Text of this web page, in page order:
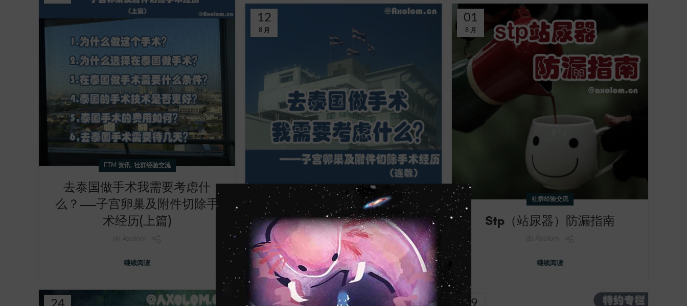
FTM 资讯, 社群经验交流
去泰国做手术我需要考虑什
么？——子宫卵巢及附件切除手
术经历(上篇)
继续阅读
12
8 月
FTM 资讯 社群经验交流
去泰国做手术我需要考虑什
么？——子宫卵巢及附件切除手
术经历(索引)
由Axolom
继续阅读
01
8 月
社群经验交流
Stp（站尿器）防漏指南
继续阅读
29